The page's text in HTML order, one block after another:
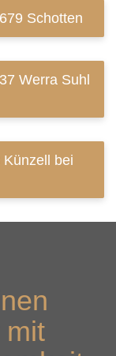
Schotten
Werra Suhl
bei
mit